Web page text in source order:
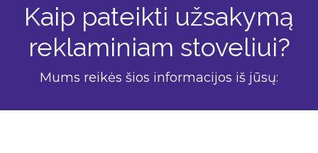
Kaip pateikti užsakymą
reklaminiam stoveliui?
Mums reikės šios informacijos iš jūsų: